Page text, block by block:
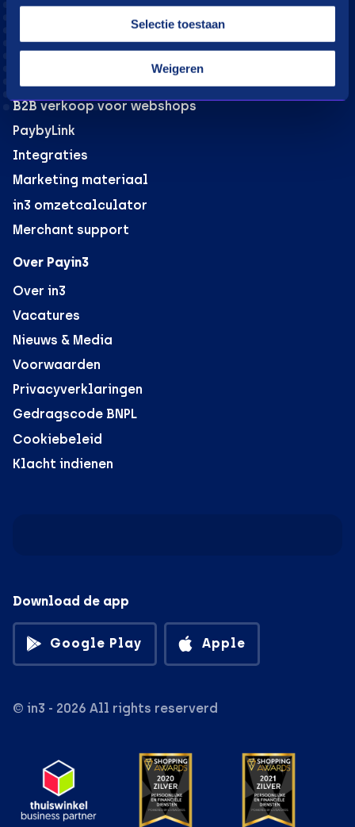
Selectie toestaan
Weigeren
Moeite met betalen?
Webshops
B2B verkoop voor webshops
PaybyLink
Integraties
Marketing materiaal
in3 omzetcalculator
Merchant support
Over Payin3
Over in3
Vacatures
Nieuws & Media
Voorwaarden
Privacyverklaringen
Gedragscode BNPL
Cookiebeleid
Klacht indienen
Download de app
Google Play Apple
© in3 - 2026 All rights reserverd